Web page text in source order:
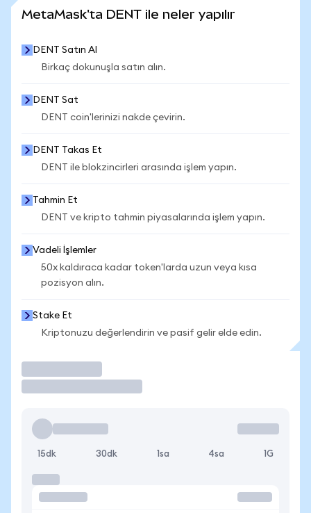
MetaMask'ta DENT ile neler yapılır
DENT Satın Al
Birkaç dokunuşla satın alın.
DENT Sat
DENT coin'lerinizi nakde çevirin.
DENT Takas Et
DENT ile blokzincirleri arasında işlem yapın.
Tahmin Et
DENT ve kripto tahmin piyasalarında işlem yapın.
Vadeli İşlemler
50x kaldıraca kadar token'larda uzun veya kısa
pozisyon alın.
Stake Et
Kriptonuzu değerlendirin ve pasif gelir elde edin.
15dk 30dk 1sa 4sa 1G